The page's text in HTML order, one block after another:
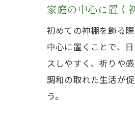
家庭の中心に置く
初めての神棚を飾る
中心に置くことで、
スしやすく、祈りや
調和の取れた生活が
う。